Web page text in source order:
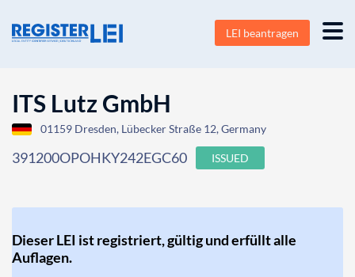
LEI beantragen
ITS Lutz GmbH
01159 Dresden, Lübecker Straße 12, Germany
391200OPOHKY242EGC60 ISSUED
Dieser LEI ist registriert, gültig und erfüllt alle
Auflagen.